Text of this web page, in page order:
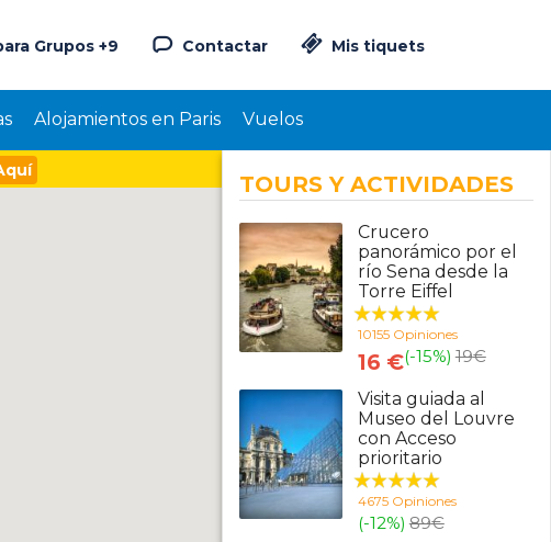
Mis tiquets
Contactar
Grupos +9
Alojamientos en Paris Vuelos
TOURS Y ACTIVIDADES
Crucero
panorámico por el
río Sena desde la
Torre Eiffel
10155 Opiniones
(-15%) 19€
16 €
Visita guiada al
Museo del Louvre
con Acceso
prioritario
4675 Opiniones
(-12%) 89€